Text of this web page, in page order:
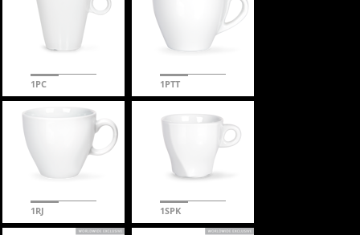
1PC 1PTT
1RJ 1SPK